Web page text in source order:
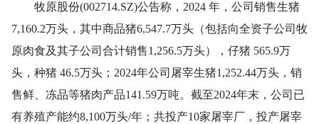
牧原股份(002714.SZ)公告称，2024 年，公司销售生猪
7,160.2万头，其中商品猪6,547.7万头（包括向全资子公司牧
原肉食及其子公司合计销售1,256.5万头），仔猪 565.9万
头，种猪 46.5万头；2024年公司屠宰生猪1,252.44万头，销
售鲜、冻品等猪肉产品141.59万吨。截至2024年末，公司已
有养殖产能约8,100万头/年；共投产10家屠宰厂，投产屠宰